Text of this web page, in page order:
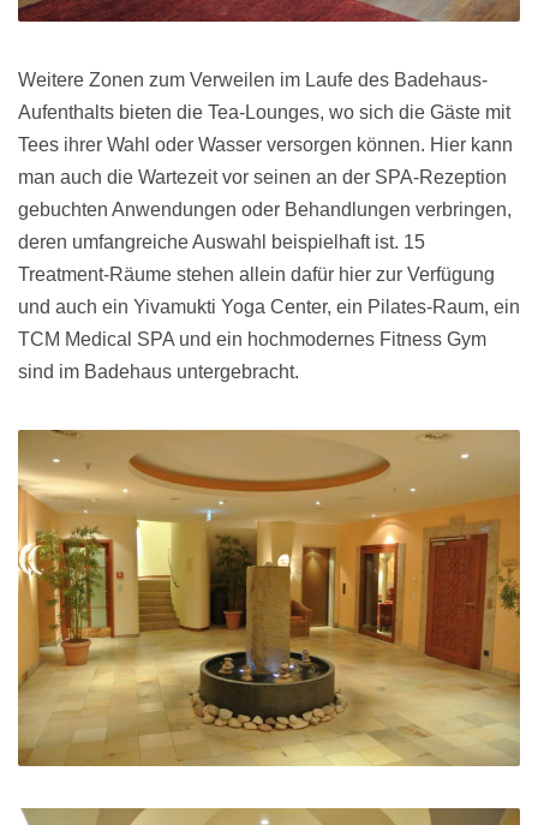
Weitere Zonen zum Verweilen im Laufe des Badehaus-
Aufenthalts bieten die Tea-Lounges, wo sich die Gäste mit
Tees ihrer Wahl oder Wasser versorgen können. Hier kann
man auch die Wartezeit vor seinen an der SPA-Rezeption
gebuchten Anwendungen oder Behandlungen verbringen,
deren umfangreiche Auswahl beispielhaft ist. 15
Treatment-Räume stehen allein dafür hier zur Verfügung
und auch ein Yivamukti Yoga Center, ein Pilates-Raum, ein
TCM Medical SPA und ein hochmodernes Fitness Gym
sind im Badehaus untergebracht.